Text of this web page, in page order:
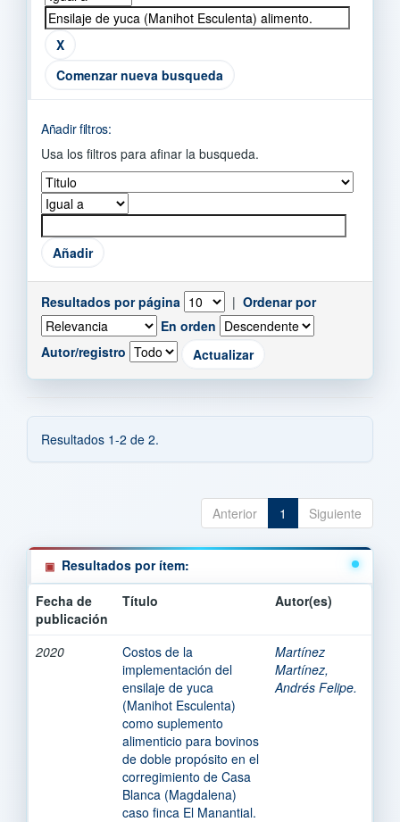
Comenzar nueva busqueda
Añadir filtros:
Usa los filtros para afinar la busqueda.
Resultados por página | Ordenar por
En orden
Autor/registro
Resultados 1-2 de 2.
Anterior 1 Siguiente
Resultados por ítem:
Fecha de
publicación
Título Autor(es)
2020
Costos de la
implementación del
ensilaje de yuca
(Manihot Esculenta)
como suplemento
alimenticio para bovinos
de doble propósito en el
corregimiento de Casa
Blanca (Magdalena)
caso finca El Manantial.
Martínez
Martínez,
Andrés Felipe.